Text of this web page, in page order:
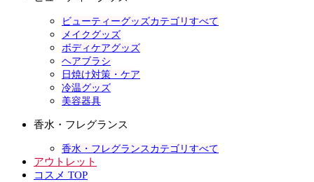
ビューティーグッズカテゴリすべて
メイクグッズ
ボディケアグッズ
ヘアブラシ
日焼け対策・ケア
冷温グッズ
美容器具
香水・フレグランス
香水・フレグランスカテゴリすべて
アウトレット
コスメ TOP